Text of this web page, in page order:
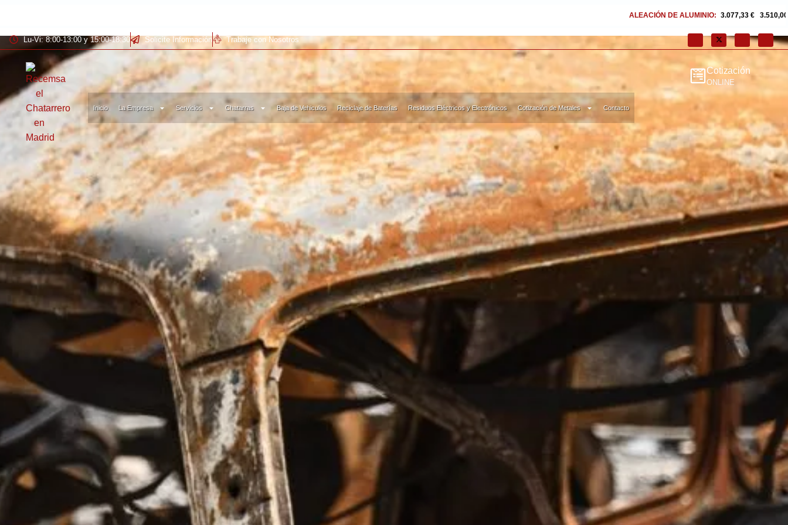
3.077,33 €|3.510,00 $ ALUMINIO: 2.722,69 €|
Lu-Vi: 8:00-13:00 y 15:00-18:30 Solicite Información Trabaje con Nosotros
Inicio La Empresa Servicios Chatarras Baja de Vehiculos Reciclaje de Baterías Residuos Eléctricos y Electrónicos Cotización de Metales Contacto
Cotización
ONLINE